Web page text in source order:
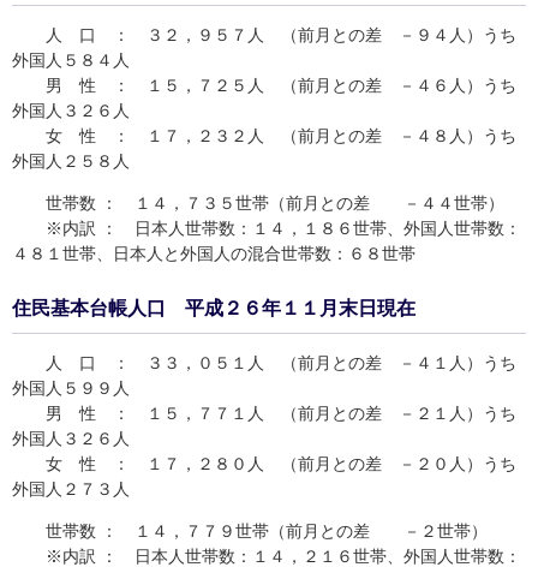
人 口 ： ３２，９５７人 （前月との差 －９４人）うち
外国人５８４人
男 性 ： １５，７２５人 （前月との差 －４６人）うち
外国人３２６人
女 性 ： １７，２３２人 （前月との差 －４８人）うち
外国人２５８人
世帯数 ： １４，７３５世帯（前月との差 －４４世帯）
※内訳 ： 日本人世帯数：１４，１８６世帯、外国人世帯数：
４８１世帯、日本人と外国人の混合世帯数：６８世帯
住民基本台帳人口 平成２６年１１月末日現在
人 口 ： ３３，０５１人 （前月との差 －４１人）うち
外国人５９９人
男 性 ： １５，７７１人 （前月との差 －２１人）うち
外国人３２６人
女 性 ： １７，２８０人 （前月との差 －２０人）うち
外国人２７３人
世帯数 ： １４，７７９世帯（前月との差 －２世帯）
※内訳 ： 日本人世帯数：１４，２１６世帯、外国人世帯数：